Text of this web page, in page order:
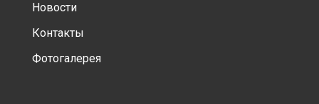
Новости
Контакты
Фотогалерея